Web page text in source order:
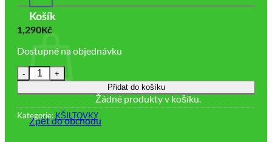
Košík
Žádné produkty v košíku.
Zpět do obchodu
1,290Kč
Dostupné na objednávku
SUMMER TIME množství
Přidat do košíku
Kategorie:KŠILTOVKY